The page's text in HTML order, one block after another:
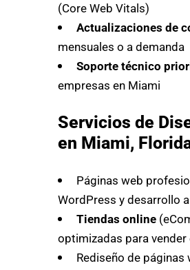
(Core Web Vitals)
Actualizaciones de
mensuales o a demanda
Soporte técnico
empresas en Miami
Servicios de
en Miami,
Páginas web
WordPress y desarrollo
Tiendas online
optimizadas para vender
Rediseño de páginas